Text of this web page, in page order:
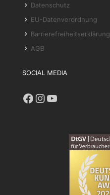
Datenschutz
EU-Datenverordnung
Barrierefreiheitserklärung
AGB
SOCIAL MEDIA
Facebook
Instagram
YouTube